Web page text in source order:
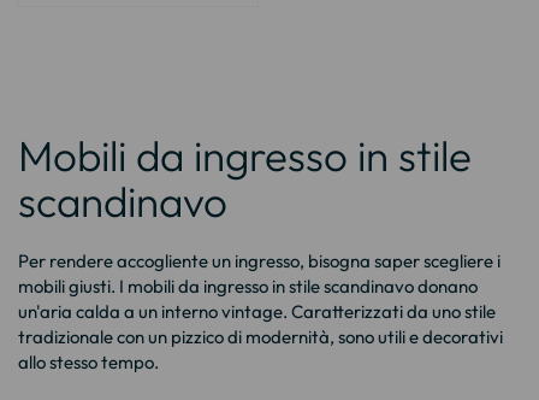
Mobili da ingresso in stile
scandinavo
Per rendere accogliente un ingresso, bisogna saper scegliere i
mobili giusti. I mobili da ingresso in stile scandinavo donano
un'aria calda a un interno vintage. Caratterizzati da uno stile
tradizionale con un pizzico di modernità, sono utili e decorativi
allo stesso tempo.